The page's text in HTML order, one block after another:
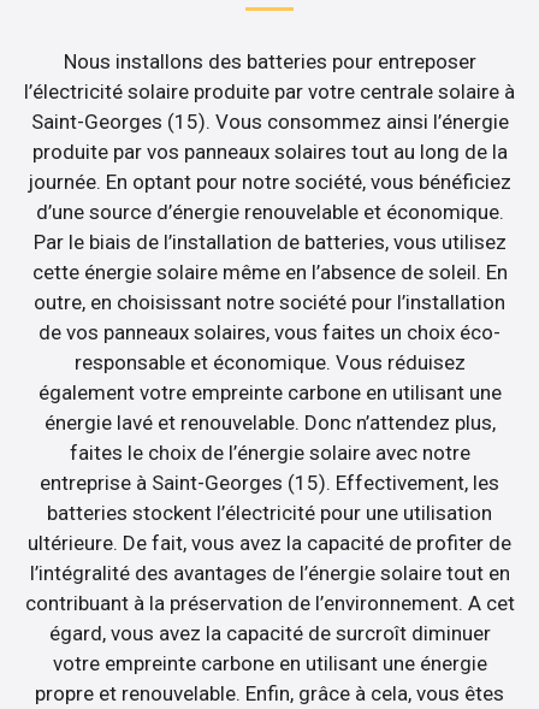
Nous installons des batteries pour entreposer
l’électricité solaire produite par votre centrale solaire à
Saint-Georges (15). Vous consommez ainsi l’énergie
produite par vos panneaux solaires tout au long de la
journée. En optant pour notre société, vous bénéficiez
d’une source d’énergie renouvelable et économique.
Par le biais de l’installation de batteries, vous utilisez
cette énergie solaire même en l’absence de soleil. En
outre, en choisissant notre société pour l’installation
de vos panneaux solaires, vous faites un choix éco-
responsable et économique. Vous réduisez
également votre empreinte carbone en utilisant une
énergie lavé et renouvelable. Donc n’attendez plus,
faites le choix de l’énergie solaire avec notre
entreprise à Saint-Georges (15). Effectivement, les
batteries stockent l’électricité pour une utilisation
ultérieure. De fait, vous avez la capacité de profiter de
l’intégralité des avantages de l’énergie solaire tout en
contribuant à la préservation de l’environnement. A cet
égard, vous avez la capacité de surcroît diminuer
votre empreinte carbone en utilisant une énergie
propre et renouvelable. Enfin, grâce à cela, vous êtes